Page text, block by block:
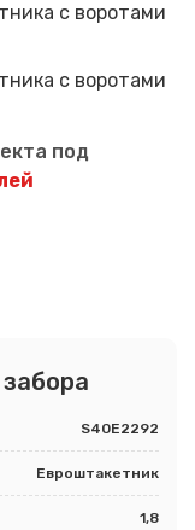
под
забора
S40E2292
Евроштакетник
1,8